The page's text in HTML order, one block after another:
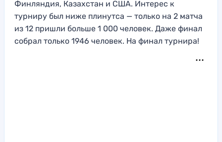
Финляндия, Казахстан и США. Интерес к
турниру был ниже плинутса — только на 2 матча
из 12 пришли больше 1 000 человек. Даже финал
собрал только 1946 человек. На финал турнира!